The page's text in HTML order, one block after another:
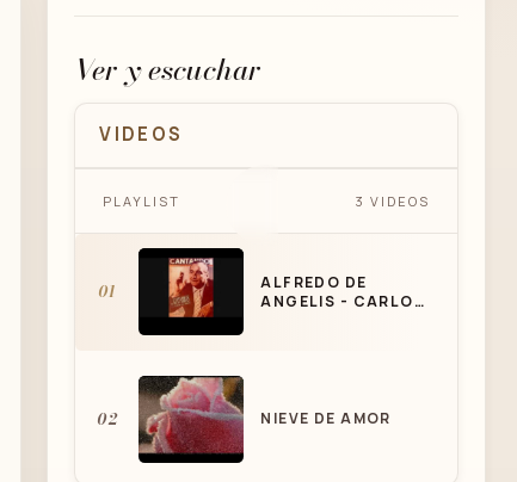
Ver y escuchar
VIDEOS
CARLOS DANTE - NIEVE DE
PLAYLIST 3 VIDEOS
01
ALFREDO DE
ANGELIS - CARLOS
02 NIEVE DE AMOR